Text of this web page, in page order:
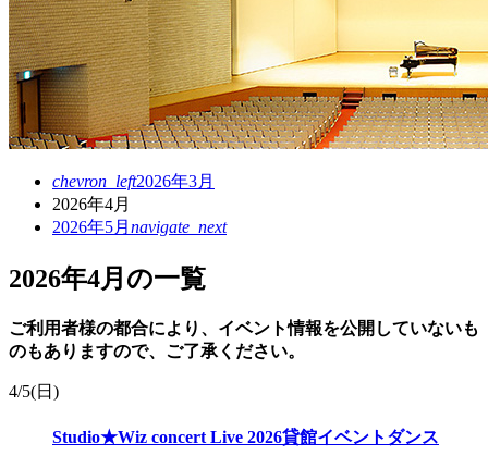
chevron_left2026年3月
2026年4月
2026年5月 navigate_next
2026年4月の一覧
ご利用者様の都合により、イベント情報を公開していないも
のもありますので、ご了承ください。
4/5(日)
Studio★Wiz concert Live 2026貸館イベント ダンス